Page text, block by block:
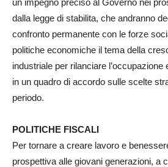
un impegno preciso al Governo nei
dalla legge di stabilita, che andranno
confronto permanente con le forze
politiche economiche il tema della
industriale per rilanciare
in un quadro di accordo sulle scelte
periodo.
POLITICHE FISCALI
Per tornare a creare lavoro e
prospettiva alle giovani generazioni, a